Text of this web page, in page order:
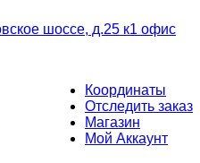
шоссе, д.25 к1 офис
Координаты
Отследить заказ
Магазин
Мой Аккаунт